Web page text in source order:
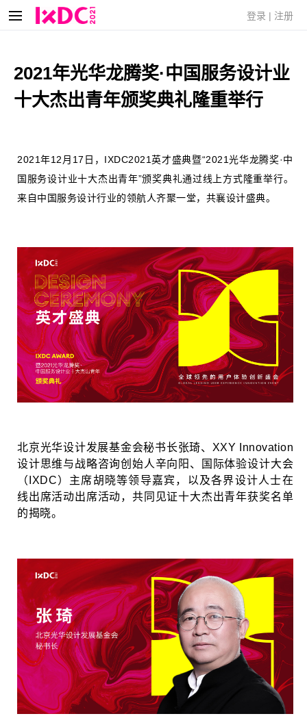
登录 | 注册
2021年光华龙腾奖·中国服务设计业
十大杰出青年颁奖典礼隆重举行
2021年12月17日，IXDC2021英才盛典暨“2021光华龙腾奖·中
国服务设计业十大杰出青年”颁奖典礼通过线上方式隆重举行。
来自中国服务设计行业的领航人齐聚一堂，共襄设计盛典。
北京光华设计发展基金会秘书长张琦、XXY Innovation
设计思维与战略咨询创始人辛向阳、国际体验设计大会
（IXDC）主席胡晓等领导嘉宾，以及各界设计人士在
线出席活动出席活动，共同见证十大杰出青年获奖名单
的揭晓。